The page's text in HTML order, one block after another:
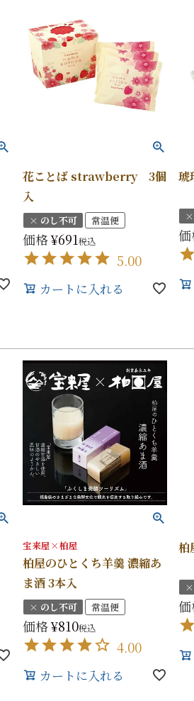
花ことば strawberry 3個
入
× のし不可 常温便
価格¥691税込
5.00
カートに入れる
琥
×
宝来屋×柏屋
柏屋のひとくち羊羹 濃縮あ
ま酒 3本入
× のし不可 常温便
価格¥810税込
4.00
カートに入れる
柏
×